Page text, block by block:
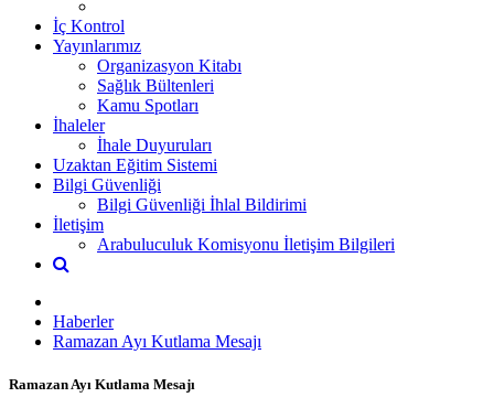
İç Kontrol
Yayınlarımız
Organizasyon Kitabı
Sağlık Bültenleri
Kamu Spotları
İhaleler
İhale Duyuruları
Uzaktan Eğitim Sistemi
Bilgi Güvenliği
Bilgi Güvenliği İhlal Bildirimi
İletişim
Arabuluculuk Komisyonu İletişim Bilgileri
Haberler
Ramazan Ayı Kutlama Mesajı
Ramazan Ayı Kutlama Mesajı